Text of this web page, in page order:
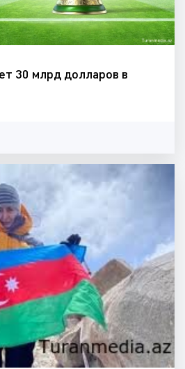
30 млрд долларов в